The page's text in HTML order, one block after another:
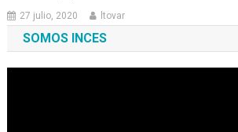
27 julio, 2020 ltovar
SOMOS INCES